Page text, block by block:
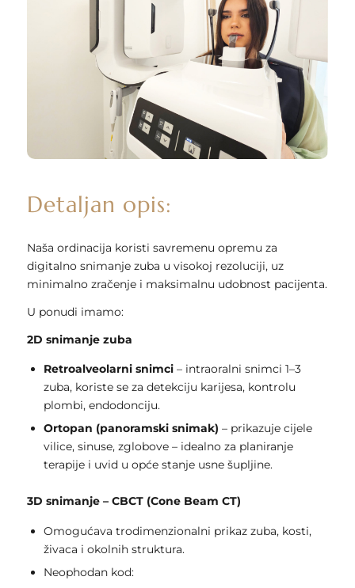
Detaljan opis:
Naša ordinacija koristi savremenu opremu za
digitalno snimanje zuba u visokoj rezoluciji, uz
minimalno zračenje i maksimalnu udobnost pacijenta.
U ponudi imamo:
2D snimanje zuba
Retroalveolarni snimci– intraoralni snimci 1–3
zuba, koriste se za detekciju karijesa, kontrolu
plombi, endodonciju.
Ortopan (panoramski snimak) – prikazuje cijele
vilice, sinuse, zglobove – idealno za planiranje
terapije i uvid u opće stanje usne šupljine.
3D snimanje – CBCT (Cone Beam CT)
Omogućava trodimenzionalni prikaz zuba, kosti,
živaca i okolnih struktura.
Neophodan kod: